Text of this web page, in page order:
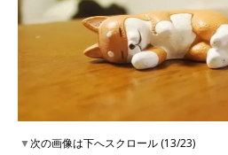
▼次の画像は下へスクロール (13/23)